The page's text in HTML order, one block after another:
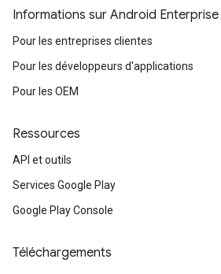
Informations sur Android Enterprise
Pour les entreprises clientes
Pour les développeurs d'applications
Pour les OEM
Ressources
API et outils
Services Google Play
Google Play Console
Téléchargements